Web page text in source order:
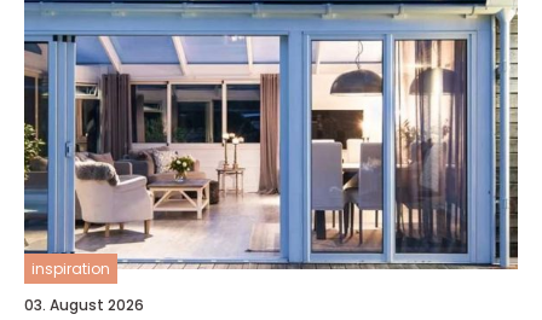
inspiration
03. August 2026